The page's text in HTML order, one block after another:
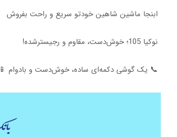
ابنجا ماشین شاهین خودتو سریع و راحت بفروش
نوکیا 105؛ خوش‌دست، مقاوم و رجیسترشده!
📞 یک گوشی دکمه‌ای ساده، خوش‌دست و بادوام 📱